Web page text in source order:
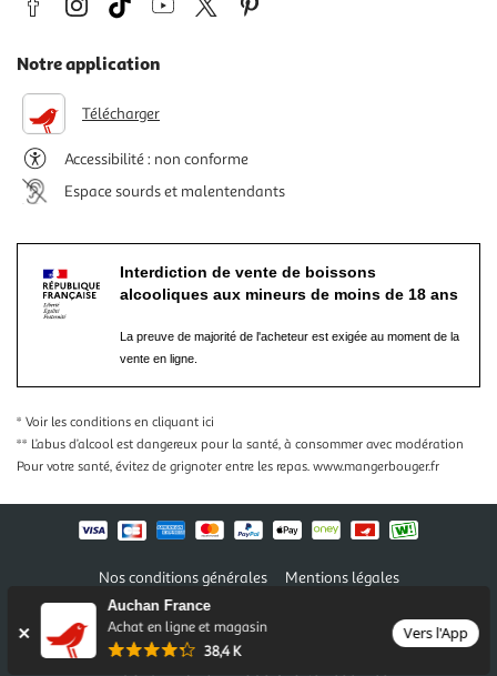
Auchan France
Achat en ligne et magasin
38,4 K
Vers l'App
Notre application
Télécharger
Accessibilité : non conforme
Espace sourds et malentendants
Interdiction de vente de boissons
alcooliques aux mineurs de moins de 18 ans
La preuve de majorité de l'acheteur est exigée au moment de la
vente en ligne.
* Voir les conditions en cliquant ici
** L’abus d’alcool est dangereux pour la santé, à consommer avec modération
Pour votre santé, évitez de grignoter entre les repas. www.mangerbouger.fr
Nos conditions générales
Mentions légales
Conditions des offres et promotions
Politique de confidentialité
Informations légales marketplace